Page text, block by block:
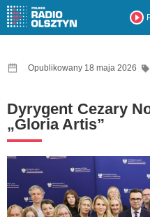
Opublikowany 18 maja 2026
Dyrygent Cezary
„Gloria Artis”